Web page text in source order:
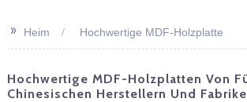
>>
Heim Hochwertige MDF-Holzplatte
Hochwertige MDF-Holzplatten Von
Chinesischen Herstellern Und